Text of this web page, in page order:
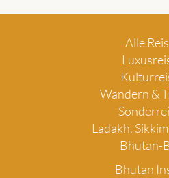
Alle
Wandern &
Ladakh,
Bhutan-
Bhutan